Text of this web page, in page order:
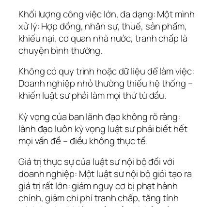
Khối lượng công việc lớn, đa dạng: Một mình
xử lý: Hợp đồng, nhân sự, thuế, sản phẩm,
khiếu nại, cơ quan nhà nước, tranh chấp là
chuyện bình thường.
Không có quy trình hoặc dữ liệu để làm việc:
Doanh nghiệp nhỏ thường thiếu hệ thống –
khiến luật sư phải làm mọi thứ từ đầu.
Kỳ vọng của ban lãnh đạo không rõ ràng:
lãnh đạo luôn kỳ vọng luật sư phải biết hết
mọi vấn đề – điều không thực tế.
Giá trị thực sự của luật sư nội bộ đối với
doanh nghiệp: Một luật sư nội bộ giỏi tạo ra
giá trị rất lớn: giảm nguy cơ bị phạt hành
chính, giảm chi phí tranh chấp, tăng tính